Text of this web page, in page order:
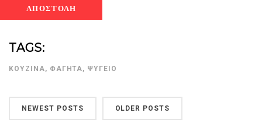
TAGS:
ΚΟΥΖΊΝΑ, ΦΑΓΗΤΆ, ΨΥΓΕΊΟ
NEWEST POSTS OLDER POSTS